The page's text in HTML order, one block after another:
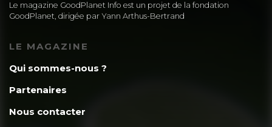
Le magazine GoodPlanet Info est un projet de la fondation
GoodPlanet, dirigée par Yann Arthus-Bertrand
LE MAGAZINE
Qui sommes-nous ?
Partenaires
Nous contacter